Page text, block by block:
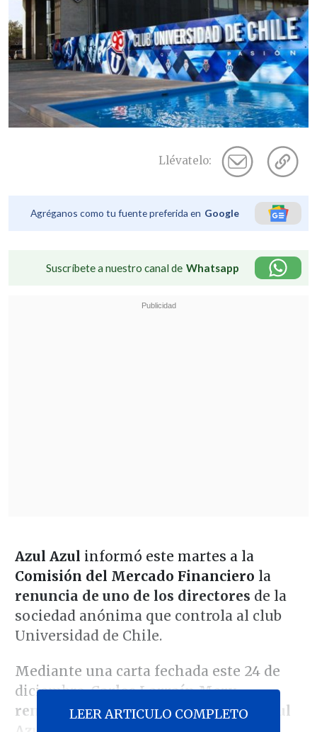
Llévatelo:
Agréganos como tu fuente preferida en Google
Suscríbete a nuestro canal de Whatsapp
Azul Azul informó este martes a la
Comisión del Mercado Financiero la
renuncia de uno de los directores de la
sociedad anónima que controla al club
Universidad de Chile.
Mediante una carta fechada este 24 de
diciembre,Carlos Larraín Mery
renunció a su cargo de director de Azul
LEER ARTICULO COMPLETO